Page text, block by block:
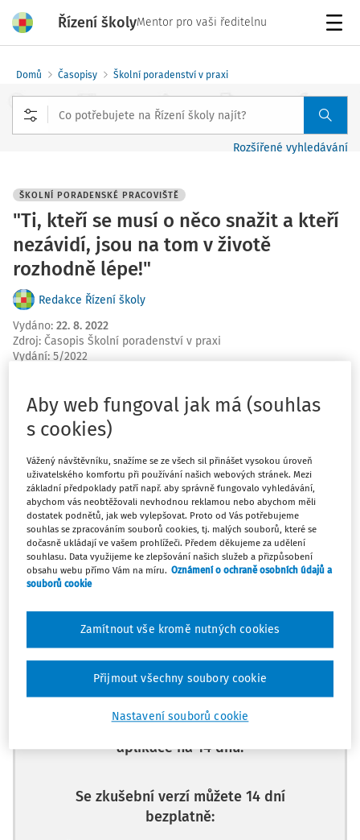
Řízení školyMentor pro vaši ředitelnu
Domů Časopisy Školní poradenství v praxi
Rozšířené vyhledávání
ŠKOLNÍ PORADENSKÉ PRACOVIŠTĚ
"Ti, kteří se musí o něco snažit a kteří
nezávidí, jsou na tom v životě
rozhodně lépe!"
Redakce Řízení školy
Vydáno: 22. 8. 2022
Zdroj: Časopis Školní poradenství v praxi
Vydání: 5/2022
Vzpomínka na pana profesora Zdeňka Matějčka, který
by v srpnu oslavil 100. narozeniny
Máte předplatné? Přihlaste se.
předplatitele.
Nemáte předplatné? Nevadí!
Zaregistrujte se, zadejte telefonní
zdarma plný přístup do webové
aplikace na 14 dnů.
Se zkušební verzí můžete 14 dní
bezplatně:
Aby web fungoval jak má (souhlas
s cookies)
Vážený návštěvníku, snažíme se ze všech sil přinášet vysokou úroveň
uživatelského komfortu při používání našich webových stránek. Mezi
základní předpoklady patří např. aby správně fungovalo vyhledávání,
abychom vás neobtěžovali nevhodnou reklamou nebo abychom měli
dostatek podnětů, jak web vylepšovat. Proto od Vás potřebujeme
souhlas se zpracováním souborů cookies, tj. malých souborů, které se
dočasně ukládají ve vašem prohlížeči. Předem děkujeme za udělení
souhlasu. Data využijeme ke zlepšování našich služeb a přizpůsobení
obsahu webu přímo Vám na míru. Oznámení o ochraně osobních údajů a
souborů cookie
Nastavení souborů cookie
Zamítnout vše kromě nutných cookies
Přijmout všechny soubory cookie